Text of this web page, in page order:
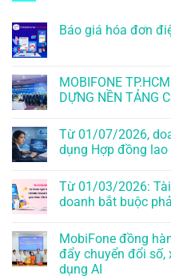
Báo giá hóa đơn
MOBIFONE
DỰNG NỀN TẢNG
Từ 01/07/2026,
dụng Hợp đồng
Từ 01/03/2026:
doanh bắt buộc
MobiFone đồng
đẩy chuyển đổi số,
dụng AI